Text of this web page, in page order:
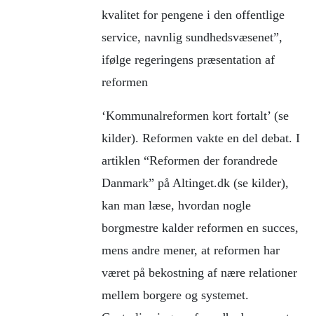
kvalitet for pengene i den offentlige
service, navnlig sundhedsvæsenet”,
ifølge regeringens præsentation af
reformen
‘Kommunalreformen kort fortalt’ (se
kilder). Reformen vakte en del debat. I
artiklen “Reformen der forandrede
Danmark” på Altinget.dk (se kilder),
kan man læse, hvordan nogle
borgmestre kalder reformen en succes,
mens andre mener, at reformen har
været på bekostning af nære relationer
mellem borgere og systemet.